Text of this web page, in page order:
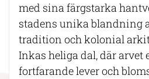
med sina färgstarka
stadens unika blandning
tradition och kolonial
Inkas heliga dal, där
fortfarande lever och